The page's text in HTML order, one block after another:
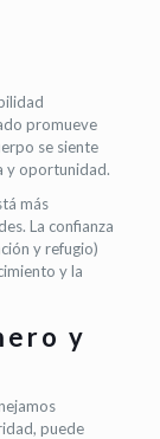
promueve
se siente
y oportunidad.
más
La confianza
y refugio)
y la
y
puede